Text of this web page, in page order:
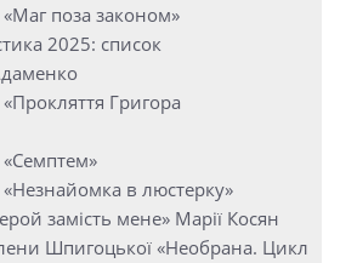
поза законом»
2025: список
Григора
в люстерку»
замість мене» Марії Косян
Шпигоцької «Необрана. Цикл